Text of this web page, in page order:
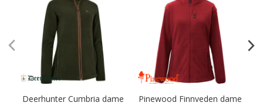
Deerhunter Cumbria dame
Pinewood Finnveden dame